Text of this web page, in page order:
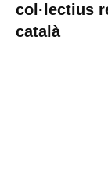
col·lectius
català